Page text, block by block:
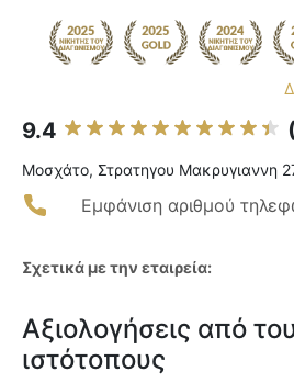
9.4
Μοσχάτο, Στρατηγου Μακρυγιαννη
Εμφάνιση αριθμού
Σχετικά με την εταιρεία:
Αξιολογήσεις από
ιστότοπους